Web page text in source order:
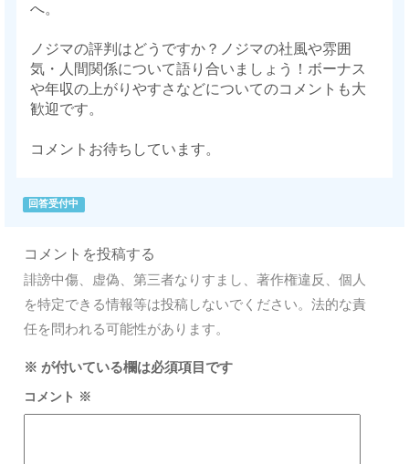
へ。
ノジマの評判はどうですか？ノジマの社風や雰囲
気・人間関係について語り合いましょう！ボーナス
や年収の上がりやすさなどについてのコメントも大
歓迎です。
コメントお待ちしています。
回答受付中
コメントを投稿する
誹謗中傷、虚偽、第三者なりすまし、著作権違反、個人
を特定できる情報等は投稿しないでください。法的な責
任を問われる可能性があります。
※ が付いている欄は必須項目です
コメント ※